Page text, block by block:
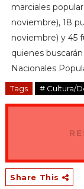
marciales
noviembre), 18
noviembre) y 45
quienes
Nacionales
Tags # Cultura/
Share This